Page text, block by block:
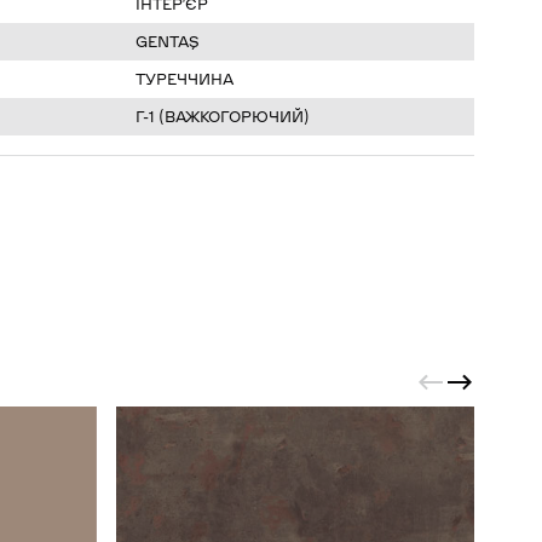
GENTAŞ
ТУРЕЧЧИНА
Г-1 (ВАЖКОГОРЮЧИЙ)